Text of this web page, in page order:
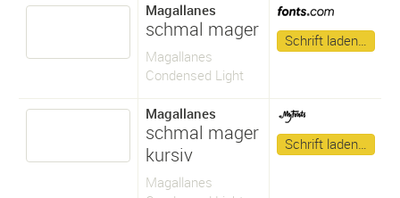
Magallanes
schmal mager
Magallanes
Condensed Light
Schrift laden…
Magallanes
schmal mager
kursiv
Magallanes
Schrift laden…